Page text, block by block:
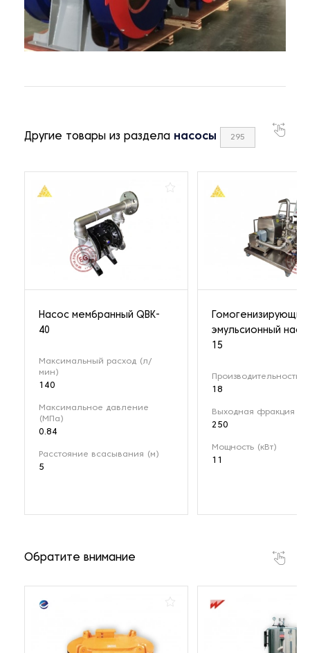
Другие товары из раздела насосы 295
Насос мембранный QBK-
40
Максимальный расход (л/
мин)
140
Максимальное давление
(МПа)
0.84
Расстояние всасывания (м)
5
Гомогенизирующий
эмульсионный
15
Производительность
18
Выходная фракция
250
Мощность (кВт)
11
Обратите внимание